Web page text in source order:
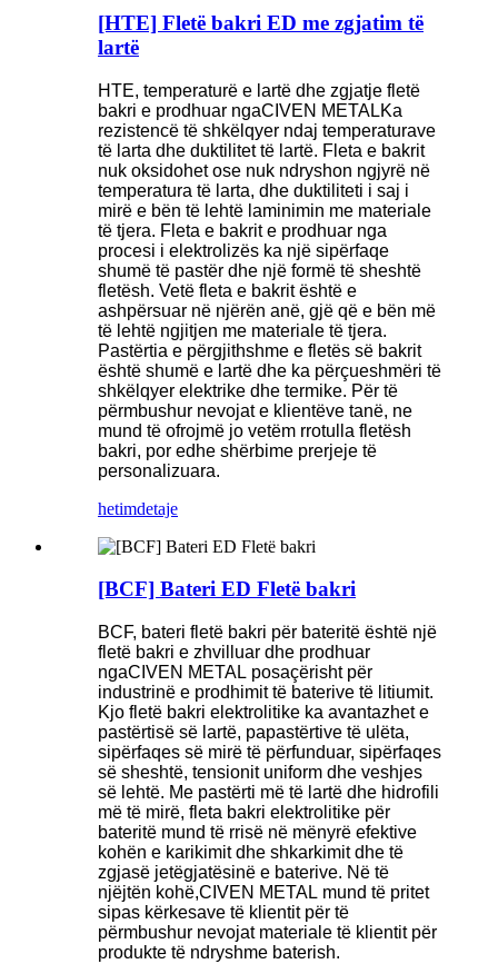
[HTE] Fletë bakri ED me zgjatim të
lartë
HTE, temperaturë e lartë dhe zgjatje fletë
bakri e prodhuar ngaCIVEN METALKa
rezistencë të shkëlqyer ndaj temperaturave
të larta dhe duktilitet të lartë. Fleta e bakrit
nuk oksidohet ose nuk ndryshon ngjyrë në
temperatura të larta, dhe duktiliteti i saj i
mirë e bën të lehtë laminimin me materiale
të tjera. Fleta e bakrit e prodhuar nga
procesi i elektrolizës ka një sipërfaqe
shumë të pastër dhe një formë të sheshtë
fletësh. Vetë fleta e bakrit është e
ashpërsuar në njërën anë, gjë që e bën më
të lehtë ngjitjen me materiale të tjera.
Pastërtia e përgjithshme e fletës së bakrit
është shumë e lartë dhe ka përçueshmëri të
shkëlqyer elektrike dhe termike. Për të
përmbushur nevojat e klientëve tanë, ne
mund të ofrojmë jo vetëm rrotulla fletësh
bakri, por edhe shërbime prerjeje të
personalizuara.
hetimdetaje
[BCF] Bateri ED Fletë bakri
BCF, bateri fletë bakri për bateritë është një
fletë bakri e zhvilluar dhe prodhuar
ngaCIVEN METAL posaçërisht për
industrinë e prodhimit të baterive të litiumit.
Kjo fletë bakri elektrolitike ka avantazhet e
pastërtisë së lartë, papastërtive të ulëta,
sipërfaqes së mirë të përfunduar, sipërfaqes
së sheshtë, tensionit uniform dhe veshjes
së lehtë. Me pastërti më të lartë dhe hidrofili
më të mirë, fleta bakri elektrolitike për
bateritë mund të rrisë në mënyrë efektive
kohën e karikimit dhe shkarkimit dhe të
zgjasë jetëgjatësinë e baterive. Në të
njëjtën kohë,CIVEN METAL mund të pritet
sipas kërkesave të klientit për të
përmbushur nevojat materiale të klientit për
produkte të ndryshme baterish.